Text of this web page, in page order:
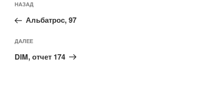
по
записям
Предыдущая
запись:
НАЗАД
Альбатрос, 97
Следующая
запись
ДАЛЕЕ
DIM, отчет 174